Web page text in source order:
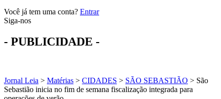
Você já tem uma conta? Entrar
Siga-nos
- PUBLICIDADE -
Jornal Leia > Matérias > CIDADES > SÃO SEBASTIÃO > São
Sebastião inicia no fim de semana fiscalização integrada para